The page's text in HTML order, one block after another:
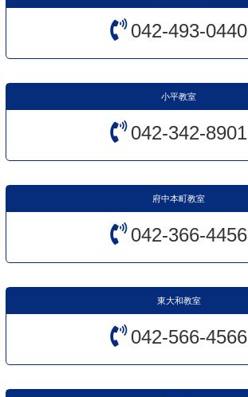
042-493-0440
小平教室
042-342-8901
府中本町教室
042-366-4456
東大和教室
042-566-4566